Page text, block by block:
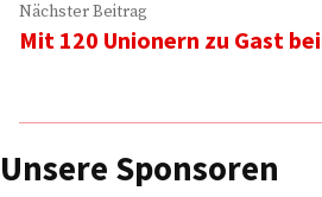
Nächster Beitrag
Beitrag:
Mit 120 Unionern zu Gast
Unsere Sponsoren